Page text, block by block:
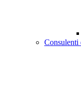
Consulenti